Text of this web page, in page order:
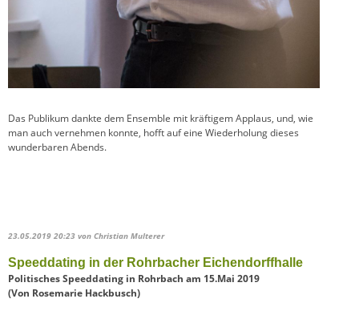
Das Publikum dankte dem Ensemble mit kräftigem Applaus, und, wie
man auch vernehmen konnte, hofft auf eine Wiederholung dieses
wunderbaren Abends.
23.05.2019 20:23 von Christian Multerer
Speeddating in der Rohrbacher Eichendorffhalle
Politisches Speeddating in Rohrbach am 15.Mai 2019
(Von Rosemarie Hackbusch)